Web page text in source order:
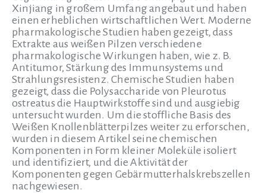
Xinjiang in großem Umfang angebaut und haben
einen erheblichen wirtschaftlichen Wert. Moderne
pharmakologische Studien haben gezeigt, dass
Extrakte aus weißen Pilzen verschiedene
pharmakologische Wirkungen haben, wie z. B.
Antitumor, Stärkung des Immunsystems und
Strahlungsresistenz. Chemische Studien haben
gezeigt, dass die Polysaccharide von Pleurotus
ostreatus die Hauptwirkstoffe sind und ausgiebig
untersucht wurden. Um die stoffliche Basis des
Weißen Knollenblätterpilzes weiter zu erforschen,
wurden in diesem Artikel seine chemischen
Komponenten in Form kleiner Moleküle isoliert
und identifiziert, und die Aktivität der
Komponenten gegen Gebärmutterhalskrebszellen
nachgewiesen.